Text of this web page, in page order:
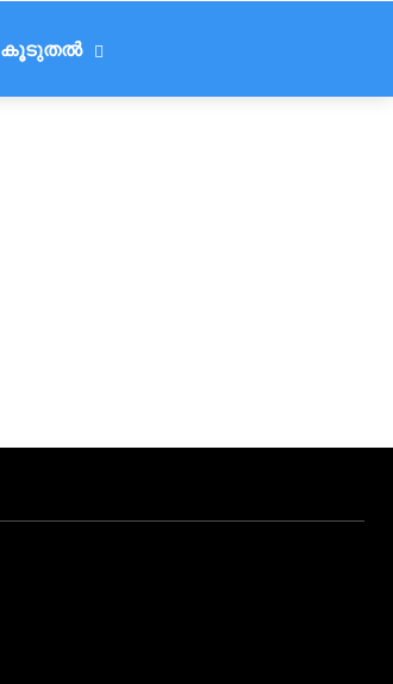
കൂടുതൽ